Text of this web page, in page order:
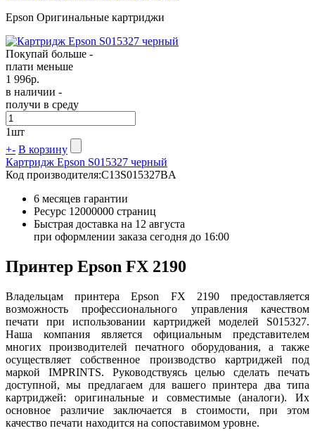
Epson Оригинальные картриджи
Покупай больше -
плати меньше
1 996р.
в наличии -
получи в среду
1шт
+- В корзину
Картридж Epson S015327 черный
Код производителя:C13S015327BA
6 месяцев гарантии
Ресурс 12000000 страниц
Быстрая доставка на 12 августа
при оформлении заказа сегодня до 16:00
Принтер Epson FX 2190
Владельцам принтера Epson FX 2190 предоставляется
возможность профессионального управления качеством
печати при использовании картриджей моделей S015327.
Наша компания является официальным представителем
многих производителей печатного оборудования, а также
осуществляет собственное производство картриджей под
маркой IMPRINTS. Руководствуясь целью сделать печать
доступной, мы предлагаем для вашего принтера два типа
картриджей: оригинальные и совместимые (аналоги). Их
основное различие заключается в стоимости, при этом
качество печати находится на сопоставимом уровне.